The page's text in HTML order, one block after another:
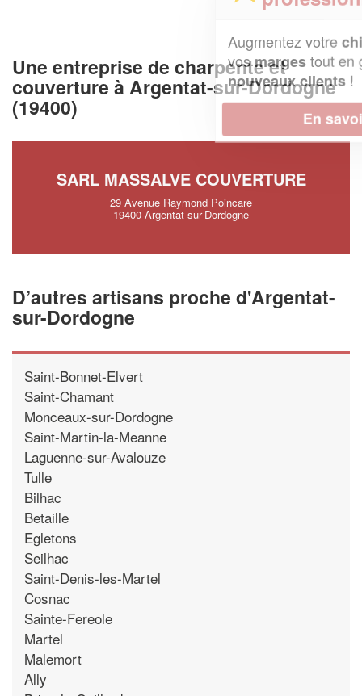
Une entreprise de charpente et
couverture à Argentat-sur-Dordogne
(19400)
SARL MASSALVE COUVERTURE
29 Avenue Raymond Poincare
19400 Argentat-sur-Dordogne
D’autres artisans proche d'Argentat-
sur-Dordogne
Saint-Bonnet-Elvert
Saint-Chamant
Monceaux-sur-Dordogne
Saint-Martin-la-Meanne
Laguenne-sur-Avalouze
Tulle
Bilhac
Betaille
Egletons
Seilhac
Saint-Denis-les-Martel
Cosnac
Sainte-Fereole
Martel
Malemort
Ally
chiffre d'affaireset
vosmargestout en gagnant de
nouveaux clients!